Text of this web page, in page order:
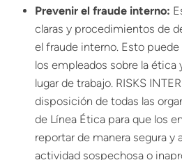
Prevenir el fraude interno:
claras y procedimientos de
el fraude interno. Esto
los empleados sobre la ética
lugar de trabajo. RISKS
disposición de todas las
de Línea Ética para que los
reportar de manera segura y
actividad sospechosa o